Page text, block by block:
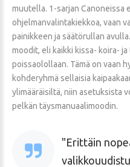
muutella. 1-sarjan Canoneissa
ohjelmanvalintakiekkoa, vaan
painikkeen ja säätörullan
moodit, eli kaikki kissa- koira-
poissaolollaan. Tämä on vaan
kohderyhmä sellaisia
ylimääräisiltä, niin asetuksista
pelkän täysmanuaalimoodin.
Erittäin